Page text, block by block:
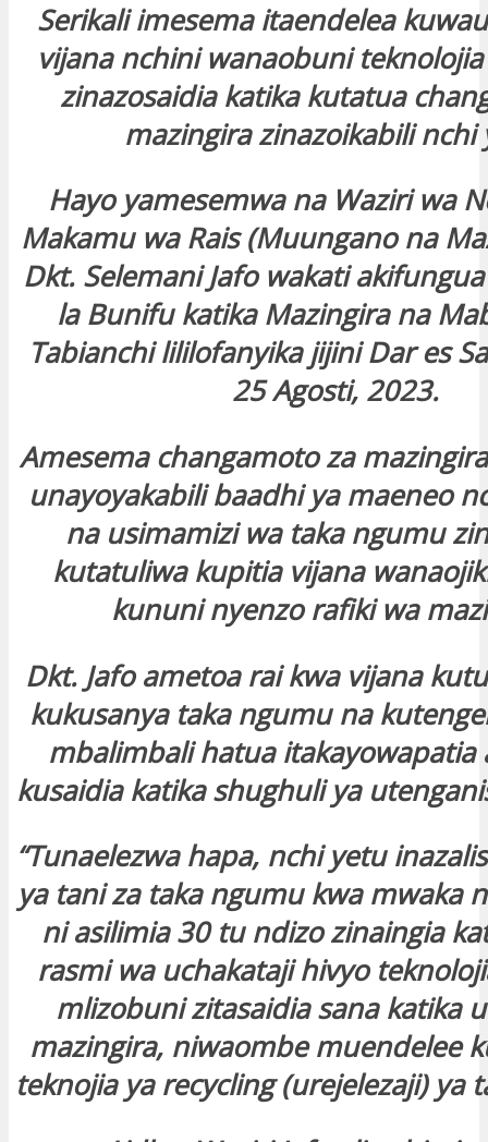
Serikali imesema itaendelea
vijana nchini wanaobuni
zinazosaidia katika kutatua
mazingira zinazoikabili nchi
Hayo yamesemwa na Waziri wa
Makamu wa Rais (Muungano na
Dkt. Selemani Jafo wakati
la Bunifu katika Mazingira na
Tabianchi lililofanyika jijini Dar es
25 Agosti, 2023.
Amesema changamoto za
unayoyakabili baadhi ya maeneo
na usimamizi wa taka ngumu
kutatuliwa kupitia vijana
kununi nyenzo rafiki wa
Dkt. Jafo ametoa rai kwa vijana
kukusanya taka ngumu na
mbalimbali hatua itakayowapatia
kusaidia katika shughuli ya
“Tunaelezwa hapa, nchi yetu
ya tani za taka ngumu kwa mwaka
ni asilimia 30 tu ndizo zinaingia
rasmi wa uchakataji hivyo
mlizobuni zitasaidia sana katika
mazingira, niwaombe muendelee
teknojia ya recycling (urejelezaji) ya